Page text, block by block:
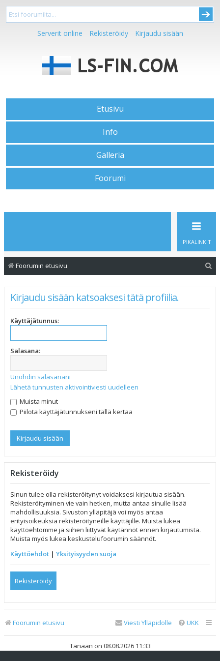
Serverit online Rekisteröidy Kirjaudu sisään
Etusivu
Info
Galleria
Foorumi
PIKALINKIT
Foorumin etusivu
Kirjaudu sisään katsoaksesi tätä profiilia.
Käyttäjätunnus:
Salasana:
Unohdin salasanani
Lähetä tunnusten aktivointiviesti uudelleen
Muista minut
Piilota käyttäjätunnukseni tällä kertaa
Rekisteröidy
Sinun tulee olla rekisteröitynyt voidaksesi kirjautua sisään.
Rekisteröityminen vie vain hetken, mutta antaa sinulle lisää
mahdollisuuksia. Sivuston ylläpitäjä voi myös antaa
erityisoikeuksia rekisteröityneille käyttäjille. Muista lukea
käyttöehtomme ja siihen liittyvät käytännöt ennen kirjautumista.
Muista myös lukea keskustelufoorumin säännöt.
Käyttöehdot | Yksityisyyden suoja
Rekisteröidy
Foorumin etusivu UKK
Viesti Ylläpidolle
Tänään on 08.08.2026 11:33